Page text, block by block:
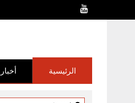
أخبار الرئيسية